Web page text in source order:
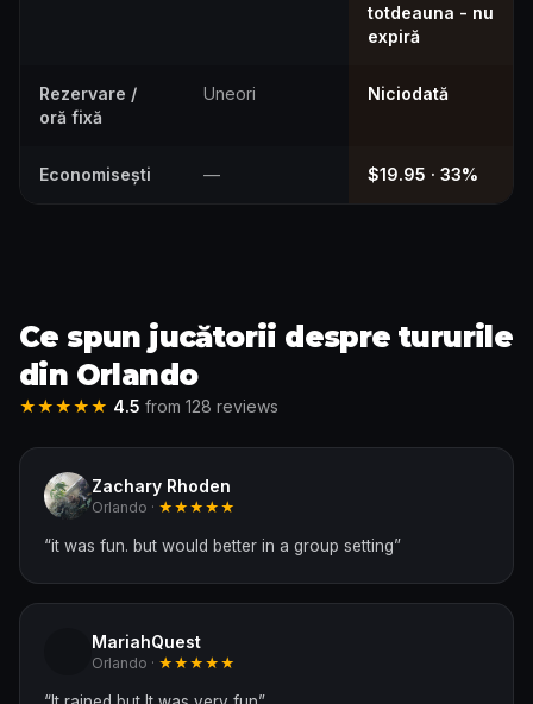
totdeauna - nu
expiră
Rezervare /
oră fixă
Uneori Niciodată
Economisești — $19.95 · 33%
Ce spun jucătorii despre tururile
din Orlando
★★★★★ 4.5 from 128 reviews
Zachary Rhoden
Orlando · ★★★★★
“it was fun. but would better in a group setting”
MariahQuest
Orlando · ★★★★★